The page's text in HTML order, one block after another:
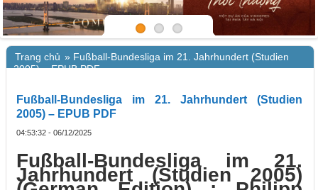
Trang chủ » Fußball-Bundesliga im 21. Jahrhundert (Studien
2005) – EPUB PDF
Fußball-Bundesliga im 21. Jahrhundert (Studien
2005) – EPUB PDF
04:53:32 - 06/12/2025
Fußball-Bundesliga im 21.
Jahrhundert (Studien 2005)